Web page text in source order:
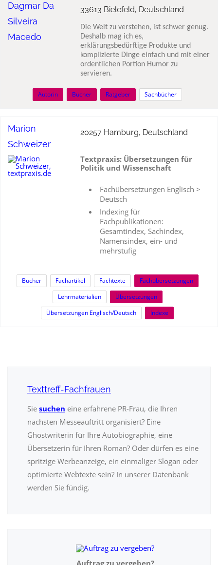
Dagmar Da
Silveira
Macedo
33613 Bielefeld, Deutschland
Die Welt zu verstehen, ist schwer genug.
Deshalb mag ich es,
erklärungsbedürftige Produkte und
komplizierte Dinge einfach und mit einer
ordentlichen Portion Humor zu
servieren.
Autorin Bücher Ratgeber Sachbücher
Marion
Schweizer
20257 Hamburg, Deutschland
Textpraxis: Übersetzungen für
Politik und Wissenschaft
Fachübersetzungen Englisch >
Deutsch
Indexing für
Fachpublikationen:
Gesamtindex, Sachindex,
Namensindex, ein- und
mehrstufig
Bücher Fachartikel Fachtexte
Fachübersetzungen
Lehrmaterialien
Übersetzungen
Übersetzungen Englisch/Deutsch
Indexe
Texttreff-Fachfrauen
Sie suchen eine erfahrene PR-Frau, die Ihren
nächsten Messeauftritt organisiert? Eine
Ghostwriterin für Ihre Autobiographie, eine
Übersetzerin für Ihren Roman? Oder dürfen es eine
spritzige Werbeanzeige, ein einmaliger Slogan oder
optimierte Webtexte sein? In unserer Datenbank
werden Sie fündig.
Auftrag zu vergeben?